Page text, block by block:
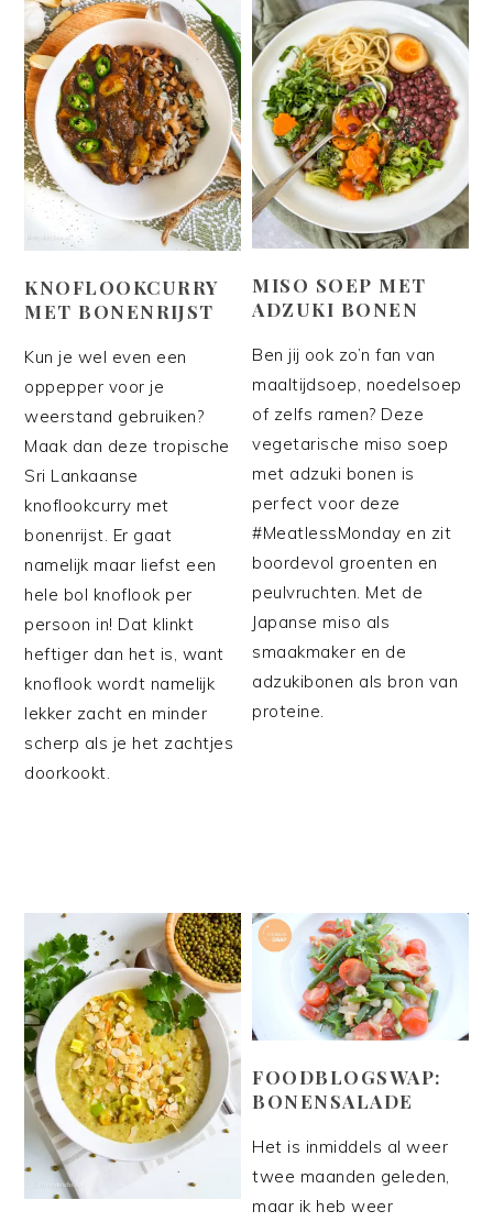
KNOFLOOKCURRY
MET BONENRIJST
Kun je wel even een
oppepper voor je
weerstand gebruiken?
Maak dan deze tropische
Sri Lankaanse
knoflookcurry met
bonenrijst. Er gaat
namelijk maar liefst een
hele bol knoflook per
persoon in! Dat klinkt
heftiger dan het is, want
knoflook wordt namelijk
lekker zacht en minder
scherp als je het zachtjes
doorkookt.
MISO SOEP MET
ADZUKI BONEN
Ben jij ook zo’n fan van
maaltijdsoep, noedelsoep
of zelfs ramen? Deze
vegetarische miso soep
met adzuki bonen is
perfect voor deze
#MeatlessMonday en zit
boordevol groenten en
peulvruchten. Met de
Japanse miso als
smaakmaker en de
adzukibonen als bron van
proteine.
FOODBLOGSWAP:
BONENSALADE
Het is inmiddels al weer
twee maanden geleden,
maar ik heb weer